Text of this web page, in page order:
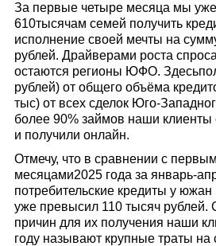
За первые четыре месяца мы уже
610тысячам семей получить
исполнение своей мечты на
рублей. Драйверами роста
остаются регионы ЮФО.
рублей) от общего объёма
тыс) от всех сделок Юго-
более 90% займов наши
и получили онлайн.
Отмечу, что в сравнении с
месяцами2025 года за январь-
потребительские кредиты у
уже превысил 110 тысяч рублей.
причин для их получения наши
году называют крупные траты